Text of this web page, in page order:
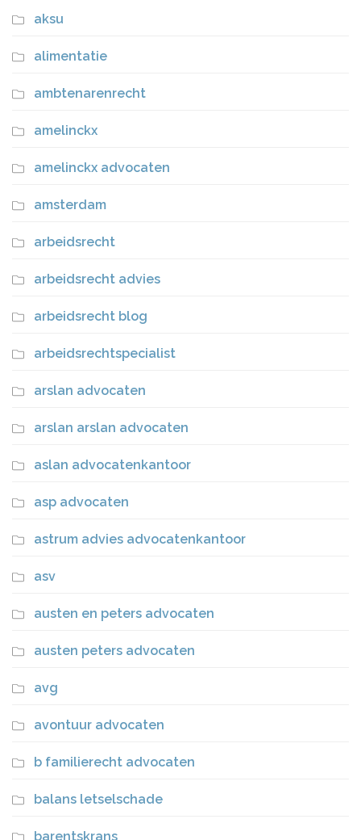
aksu
alimentatie
ambtenarenrecht
amelinckx
amelinckx advocaten
amsterdam
arbeidsrecht
arbeidsrecht advies
arbeidsrecht blog
arbeidsrechtspecialist
arslan advocaten
arslan arslan advocaten
aslan advocatenkantoor
asp advocaten
astrum advies advocatenkantoor
asv
austen en peters advocaten
austen peters advocaten
avg
avontuur advocaten
b familierecht advocaten
balans letselschade
barentskrans